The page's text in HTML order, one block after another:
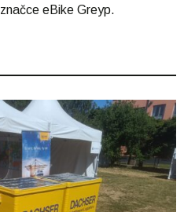
eBike Greyp.